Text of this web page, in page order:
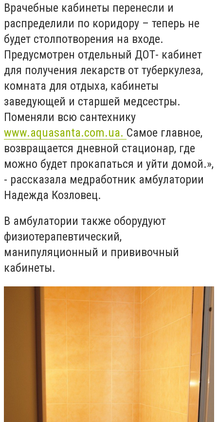
Врачебные кабинеты перенесли и
распределили по коридору – теперь не
будет столпотворения на входе.
Предусмотрен отдельный ДОТ- кабинет
для получения лекарств от туберкулеза,
комната для отдыха, кабинеты
заведующей и старшей медсестры.
Поменяли всю сантехнику
www.aquasanta.com.ua. Самое главное,
возвращается дневной стационар, где
можно будет прокапаться и уйти домой.»,
- рассказала медработник амбулатории
Надежда Козловец.
В амбулатории также оборудуют
физиотерапевтический,
манипуляционный и прививочный
кабинеты.